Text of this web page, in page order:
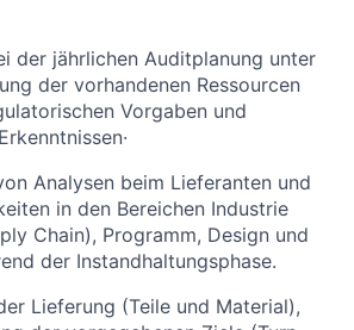
der jährlichen Auditplanung unter
der vorhandenen Ressourcen
Vorgaben und
Analysen beim Lieferanten und
in den Bereichen Industrie
Chain), Programm, Design und
der Instandhaltungsphase.
Lieferung (Teile und Material),